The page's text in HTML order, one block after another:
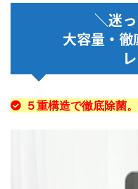
＼迷
大容量・徹
５重構造で徹底除菌